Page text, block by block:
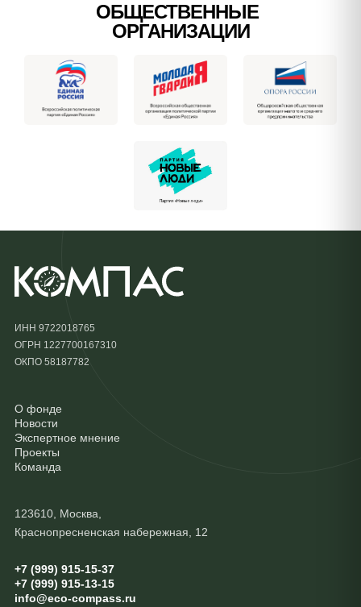
ОБЩЕСТВЕННЫЕ
ОРГАНИЗАЦИИ
ИНН 9722018765
ОГРН 1227700167310
ОКПО 58187782
О фонде
Новости
Экспертное мнение
Проекты
Команда
123610, Москва,
Краснопресненская набережная, 12
+7 (999) 915-15-37
+7 (999) 915-13-15
info@eco-compass.ru